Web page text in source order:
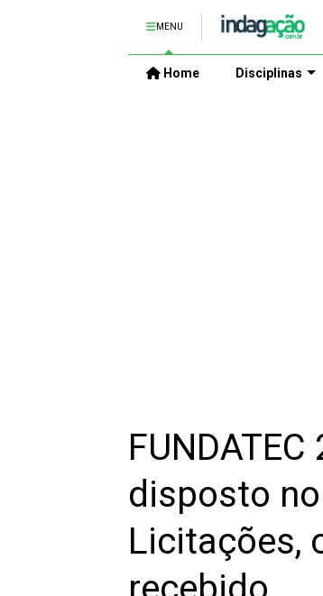
MENU
Home Disciplinas
disposto
Licitações,